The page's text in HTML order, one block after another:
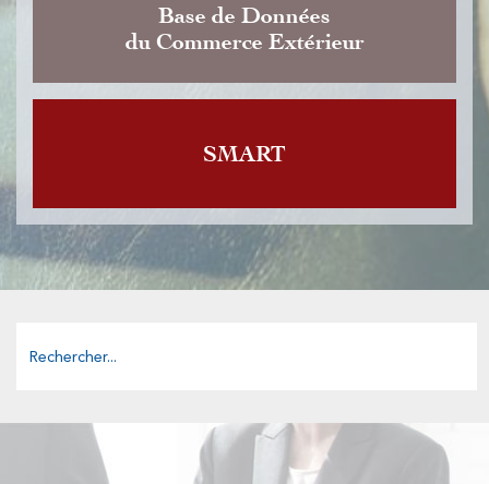
Base de Données
du Commerce Extérieur
SMART